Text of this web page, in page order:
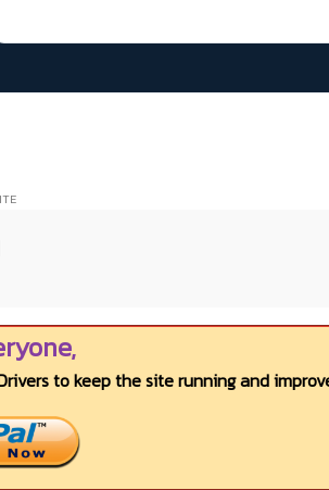
to keep the site running and